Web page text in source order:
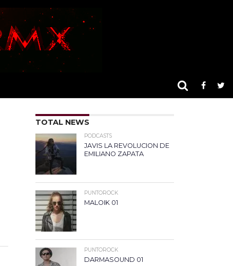
TOTAL NEWS
PODCASTS
JAVIS LA REVOLUCION DE
EMILIANO ZAPATA
PUNTOROCK
MALOIK 01
PUNTOROCK
DARMASOUND 01